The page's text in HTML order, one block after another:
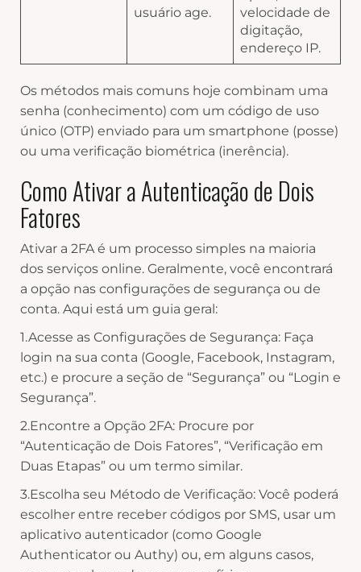
usuário age.
velocidade de
digitação,
endereço IP.
Os métodos mais comuns hoje combinam uma
senha (conhecimento) com um código de uso
único (OTP) enviado para um smartphone (posse)
ou uma verificação biométrica (inerência).
Como Ativar a Autenticação de Dois
Fatores
Ativar a 2FA é um processo simples na maioria
dos serviços online. Geralmente, você encontrará
a opção nas configurações de segurança ou de
conta. Aqui está um guia geral:
1.Acesse as Configurações de Segurança: Faça
login na sua conta (Google, Facebook, Instagram,
etc.) e procure a seção de “Segurança” ou “Login e
Segurança”.
2.Encontre a Opção 2FA: Procure por
“Autenticação de Dois Fatores”, “Verificação em
Duas Etapas” ou um termo similar.
3.Escolha seu Método de Verificação: Você poderá
escolher entre receber códigos por SMS, usar um
aplicativo autenticador (como Google
Authenticator ou Authy) ou, em alguns casos,